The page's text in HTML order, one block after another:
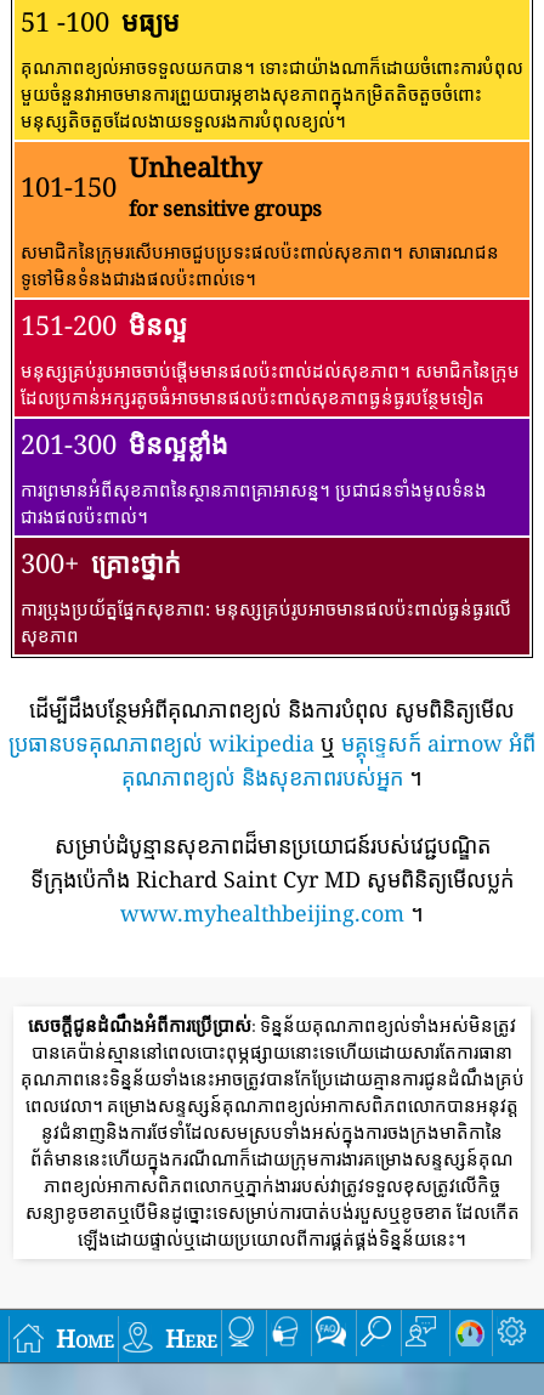
51 -100 មធ្យម
គុណភាពខ្យល់អាចទទួលយកបាន។ ទោះជាយ៉ាងណាក៏ដោយចំពោះការបំពុល
មួយចំនួនវាអាចមានការព្រួយបារម្ភខាងសុខភាពក្នុងកម្រិតតិចតួចចំពោះ
មនុស្សតិចតួចដែលងាយទទួលរងការបំពុលខ្យល់។
101-150
Unhealthy
for sensitive groups
សមាជិកនៃក្រុមរសើបអាចជួបប្រទះផលប៉ះពាល់សុខភាព។ សាធារណជន​
ទូទៅ​មិន​ទំនង​ជា​រង​ផល​ប៉ះពាល់​ទេ។
151-200 មិនល្អ
មនុស្សគ្រប់រូបអាចចាប់ផ្តើមមានផលប៉ះពាល់ដល់សុខភាព។ សមាជិកនៃក្រុម
ដែលប្រកាន់អក្សរតូចធំអាចមានផលប៉ះពាល់សុខភាពធ្ងន់ធ្ងរបន្ថែមទៀត
201-300 មិនល្អខ្លាំង
ការព្រមានអំពីសុខភាពនៃស្ថានភាពគ្រាអាសន្ន។ ប្រជាជនទាំងមូលទំនង
ជារងផលប៉ះពាល់។
300+ គ្រោះថ្នាក់
ការប្រុងប្រយ័ត្នផ្នែកសុខភាព: មនុស្សគ្រប់រូបអាចមានផលប៉ះពាល់ធ្ងន់ធ្ងរលើ
សុខភាព
ដើម្បីដឹងបន្ថែមអំពីគុណភាពខ្យល់ និងការបំពុល សូមពិនិត្យមើល
ប្រធានបទគុណភាពខ្យល់ wikipedia ឬ មគ្គុទ្ទេសក៍ airnow អំពី
គុណភាពខ្យល់ និងសុខភាពរបស់អ្នក ។
សម្រាប់ដំបូន្មានសុខភាពដ៏មានប្រយោជន៍របស់វេជ្ជបណ្ឌិត
ទីក្រុងប៉េកាំង Richard Saint Cyr MD សូមពិនិត្យមើលប្លក់
www.myhealthbeijing.com ។
សេចក្តីជូនដំណឹងអំពីការប្រើប្រាស់: ទិន្នន័យគុណភាពខ្យល់ទាំងអស់មិនត្រូវ
បានគេប៉ាន់ស្មាននៅពេលបោះពុម្ភផ្សាយនោះទេហើយដោយសារតែការធានា
គុណភាពនេះទិន្នន័យទាំងនេះអាចត្រូវបានកែប្រែដោយគ្មានការជូនដំណឹងគ្រប់
ពេលវេលា។ គម្រោងសន្ទស្សន៍គុណភាពខ្យល់អាកាសពិភពលោកបានអនុវត្ត
នូវជំនាញនិងការថែទាំដែលសមស្របទាំងអស់ក្នុងការចងក្រងមាតិកានៃ
ព័ត៌មាននេះហើយក្នុងករណីណាក៏ដោយក្រុមការងារគម្រោងសន្ទស្សន៍គុណ
ភាពខ្យល់អាកាសពិភពលោកឬភ្នាក់ងាររបស់វាត្រូវទទួលខុសត្រូវលើកិច្ច
សន្យាខូចខាតឬបើមិនដូច្នោះទេសម្រាប់ការបាត់បង់របួសឬខូចខាត ដែលកើត
ឡើងដោយផ្ទាល់ឬដោយប្រយោលពីការផ្គត់ផ្គង់ទិន្នន័យនេះ។
Home Here